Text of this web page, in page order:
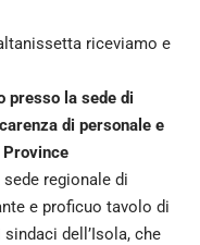
riceviamo e
presso la sede di
di personale e
Province
regionale di
e proficuo tavolo di
dell’Isola, che